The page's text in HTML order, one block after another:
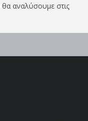
αναλύσουμε στις